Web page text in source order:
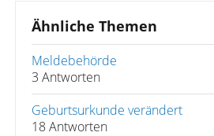
Ähnliche Themen
Meldebehörde
3 Antworten
Geburtsurkunde verändert
18 Antworten